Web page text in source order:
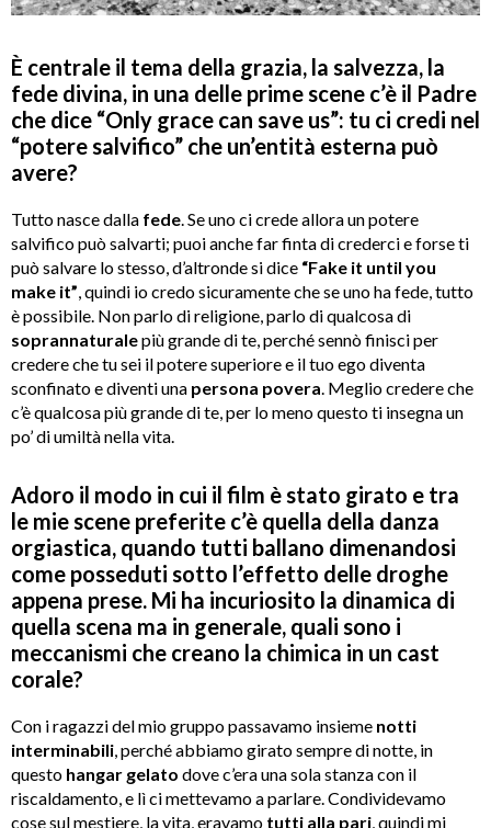
È centrale il tema della grazia, la salvezza, la
fede divina, in una delle prime scene c’è il Padre
che dice “Only grace can save us”: tu ci credi nel
“potere salvifico” che un’entità esterna può
avere?
Tutto nasce dalla fede. Se uno ci crede allora un potere
salvifico può salvarti; puoi anche far finta di crederci e forse ti
può salvare lo stesso, d’altronde si dice “Fake it until you
make it”, quindi io credo sicuramente che se uno ha fede, tutto
è possibile. Non parlo di religione, parlo di qualcosa di
soprannaturalepiù grande di te, perché sennò finisci per
credere che tu sei il potere superiore e il tuo ego diventa
sconfinato e diventi una persona povera. Meglio credere che
c’è qualcosa più grande di te, per lo meno questo ti insegna un
po’ di umiltà nella vita.
Adoro il modo in cui il film è stato girato e tra
le mie scene preferite c’è quella della danza
orgiastica, quando tutti ballano dimenandosi
come posseduti sotto l’effetto delle droghe
appena prese. Mi ha incuriosito la dinamica di
quella scena ma in generale, quali sono i
meccanismi che creano la chimica in un cast
corale?
Con i ragazzi del mio gruppo passavamo insieme notti
interminabili, perché abbiamo girato sempre di notte, in
questo hangar gelato dove c’era una sola stanza con il
riscaldamento, e lì ci mettevamo a parlare. Condividevamo
cose sul mestiere, la vita, eravamo tutti alla pari, quindi mi